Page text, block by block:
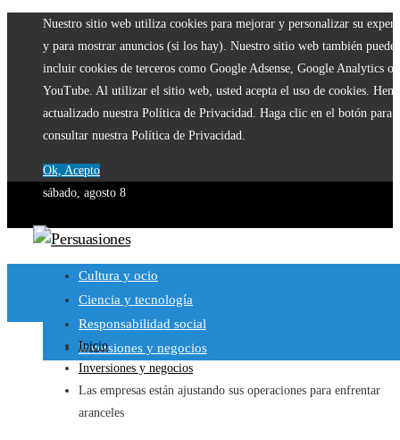
Nuestro sitio web utiliza cookies para mejorar y personalizar su
y para mostrar anuncios (si los hay). Nuestro sitio web también puede
incluir cookies de terceros como Google Adsense, Google Analytics o
YouTube. Al utilizar el sitio web, usted acepta el uso de cookies.
actualizado nuestra Política de Privacidad. Haga clic en el botón para
consultar nuestra Política de Privacidad.
Ok, Acepto
sábado, agosto 8
Cultura y ocio
Ciencia y tecnología
Responsabilidad social
Inversiones y negocios
Inicio
Inversiones y negocios
Las empresas están ajustando sus operaciones para enfrentar
aranceles